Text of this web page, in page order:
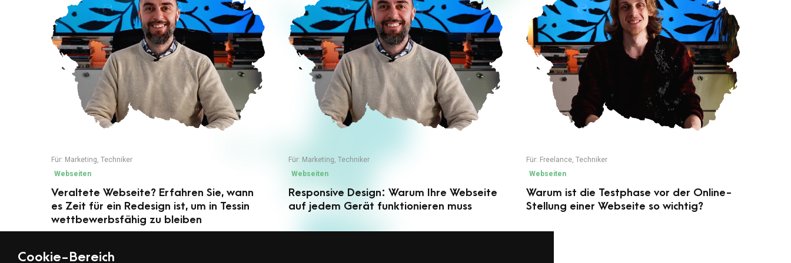
Für: Marketing, Techniker
Webseiten
Veraltete Webseite? Erfahren Sie, wann
es Zeit für ein Redesign ist, um in Tessin
wettbewerbsfähig zu bleiben
Für: Marketing,Techniker
Webseiten
Responsive Design: Warum Ihre Webseite
auf jedem Gerät funktionieren muss
Für: Freelance, Techniker
Webseiten
Warum ist die Testphase vor der Online-
Stellung einer Webseite so wichtig?
Cookie-Bereich